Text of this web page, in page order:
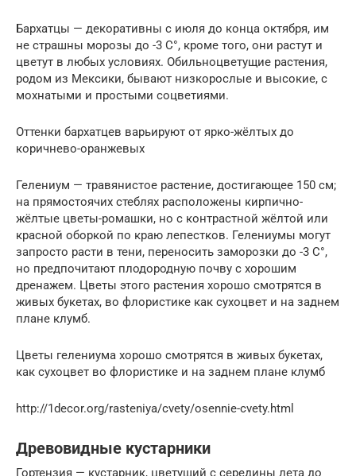
Бархатцы — декоративны с июля до конца октября, им
не страшны морозы до -3 С°, кроме того, они растут и
цветут в любых условиях. Обильноцветущие растения,
родом из Мексики, бывают низкорослые и высокие, с
мохнатыми и простыми соцветиями.
Оттенки бархатцев варьируют от ярко-жёлтых до
коричнево-оранжевых
Гелениум — травянистое растение, достигающее 150 см;
на прямостоячих стеблях расположены кирпично-
жёлтые цветы-ромашки, но с контрастной жёлтой или
красной оборкой по краю лепестков. Гелениумы могут
запросто расти в тени, переносить заморозки до -3 С°,
но предпочитают плодородную почву с хорошим
дренажем. Цветы этого растения хорошо смотрятся в
живых букетах, во флористике как сухоцвет и на заднем
плане клумб.
Цветы гелениума хорошо смотрятся в живых букетах,
как сухоцвет во флористике и на заднем плане клумб
http://1decor.org/rasteniya/cvety/osennie-cvety.html
Древовидные кустарники
Гортензия — кустарник, цветущий с середины лета до